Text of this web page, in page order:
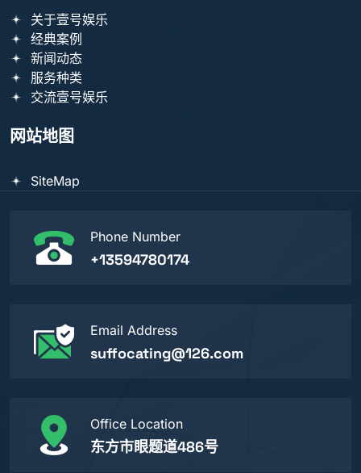
关于壹号娱乐
经典案例
新闻动态
服务种类
交流壹号娱乐
网站地图
SiteMap
Phone Number
+13594780174
Email Address
suffocating@126.com
Office Location
东方市眼题道486号